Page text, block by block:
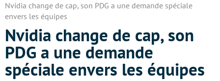
Nvidia change de cap, son PDG a une demande spéciale
envers les équipes
Nvidia change de cap, son
PDG a une demande
spéciale envers les équipes